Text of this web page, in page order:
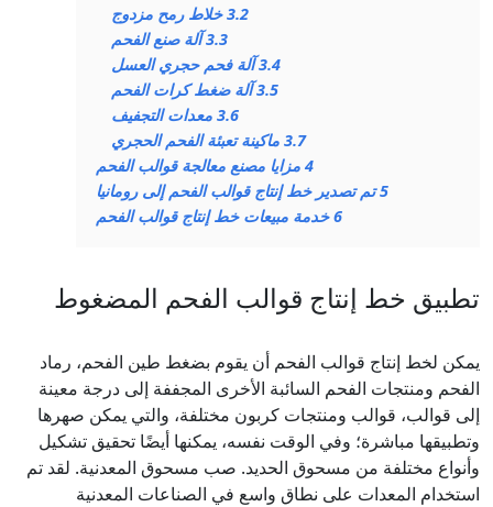
3.2 خلاط رمح مزدوج
3.3 آلة صنع الفحم
3.4 آلة فحم حجري العسل
3.5 آلة ضغط كرات الفحم
3.6 معدات التجفيف
3.7 ماكينة تعبئة الفحم الحجري
4 مزايا مصنع معالجة قوالب الفحم
5 تم تصدير خط إنتاج قوالب الفحم إلى رومانيا
6 خدمة مبيعات خط إنتاج قوالب الفحم
تطبيق خط إنتاج قوالب الفحم المضغوط
يمكن لخط إنتاج قوالب الفحم أن يقوم بضغط طين الفحم، رماد
الفحم ومنتجات الفحم السائبة الأخرى المجففة إلى درجة معينة
إلى قوالب، قوالب ومنتجات كربون مختلفة، والتي يمكن صهرها
وتطبيقها مباشرة؛ وفي الوقت نفسه، يمكنها أيضًا تحقيق تشكيل
وأنواع مختلفة من مسحوق الحديد. صب مسحوق المعدنية. لقد تم
استخدام المعدات على نطاق واسع في الصناعات المعدنية